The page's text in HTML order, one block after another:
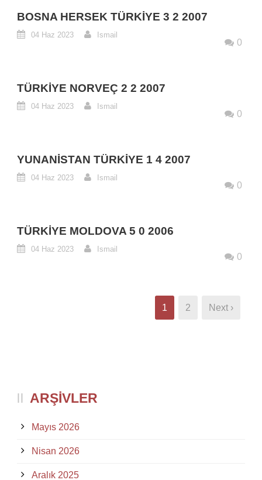
BOSNA HERSEK TÜRKIYE 3 2 2007
04 Haz 2023 Ismail
0
TÜRKIYE NORVEÇ 2 2 2007
04 Haz 2023 Ismail
0
YUNANISTAN TÜRKIYE 1 4 2007
04 Haz 2023 Ismail
0
TÜRKIYE MOLDOVA 5 0 2006
04 Haz 2023 Ismail
0
1 2 Next ›
ARŞIVLER
Mayıs 2026
Nisan 2026
Aralık 2025